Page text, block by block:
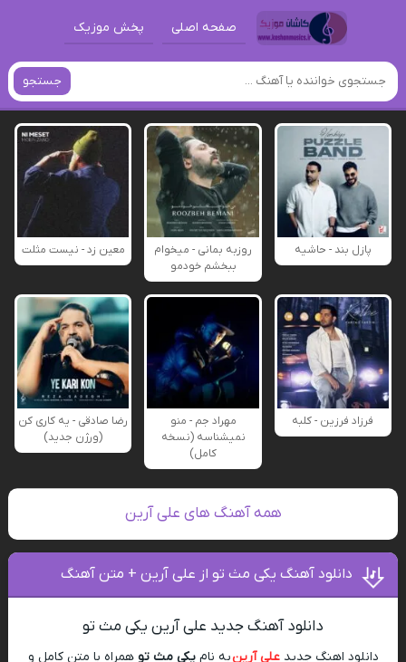
صفحه اصلی پخش موزیک
جستجو
پازل بند - حاشیه
روزبه بمانی - میخوام
ببخشم خودمو
معین زد - نیست مثلت
فرزاد فرزین - کلبه
مهراد جم - منو
نمیشناسه (نسخه
کامل)
رضا صادقی - یه کاری کن
(ورژن جدید)
همه آهنگ های علی آرین
دانلود آهنگ یکی مث تو از علی آرین + متن آهنگ
دانلود آهنگ جدید علی آرین یکی مث تو
دانلود اهنگ جدیدعلی آرینبه نامیکی مث تو همراه با متن کامل و